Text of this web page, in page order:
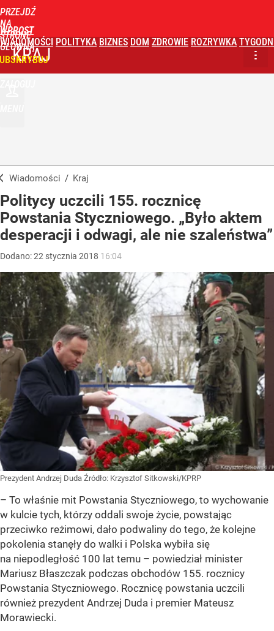
PRZEJDŹ
NA
STRONĘ
GŁÓWNĄ
WPROST
WIADOMOŚCI POLITYKA BIZNES DOM ZDROWIE ROZRYWKA
KRAJ
Wiadomości / Kraj
Politycy uczcili 155. rocznicę
Powstania Styczniowego. „Było aktem
desperacji i odwagi, ale nie szaleństwa”
Dodano:22 stycznia 2018 16:04
Prezydent Andrzej Duda Źródło: Krzysztof Sitkowski/KPRP
– To właśnie mit Powstania Styczniowego, to wychowanie
w kulcie tych, którzy oddali swoje życie, powstając
przeciwko reżimowi, dało podwaliny do tego, że kolejne
pokolenia stanęły do walki i Polska wybiła się
na niepodległość 100 lat temu – powiedział minister
Mariusz Błaszczak podczas obchodów 155. rocznicy
Powstania Styczniowego. Rocznicę powstania uczcili
również prezydent Andrzej Duda i premier Mateusz
Morawiecki.